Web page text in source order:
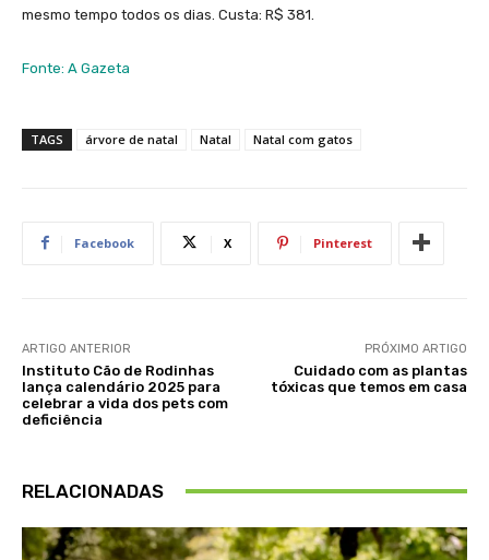
mesmo tempo todos os dias. Custa: R$ 381.
Fonte: A Gazeta
TAGS árvore de natal Natal Natal com gatos
Facebook X Pinterest
ARTIGO ANTERIOR
Instituto Cão de Rodinhas
lança calendário 2025 para
celebrar a vida dos pets com
deficiência
PRÓXIMO ARTIGO
Cuidado com as plantas
tóxicas que temos em casa
RELACIONADAS